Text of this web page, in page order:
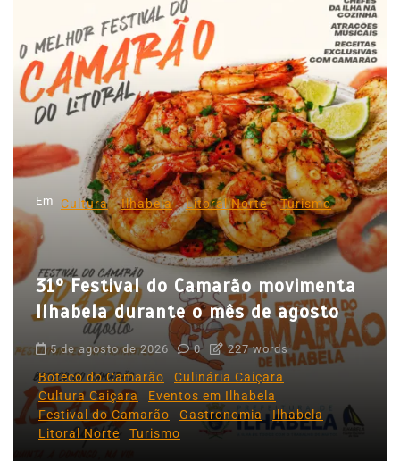
g
a
ç
o
d
e
P
s
Em Cultura Ilhabela Litoral Norte Turismo
31º Festival do Camarão movimenta
Ilhabela durante o mês de agosto
5 de agosto de 2026 0 227 words
Boteco do Camarão
Culinária Caiçara
Cultura Caiçara
Eventos em Ilhabela
Festival do Camarão
Gastronomia
Ilhabela
Litoral Norte
Turismo